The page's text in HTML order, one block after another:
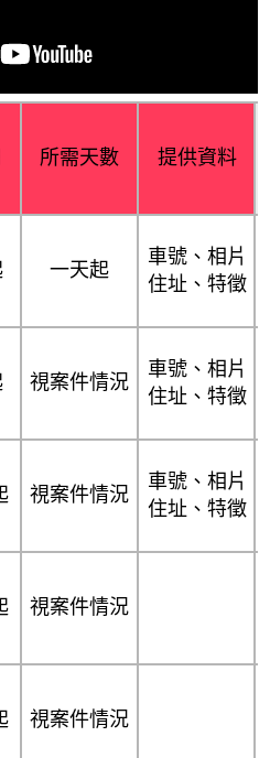
所需天數 提供資料
一天起
車號、相片
住址、特徵
視案件情況
車號、相片
住址、特徵
視案件情況
車號、相片
住址、特徵
視案件情況
視案件情況